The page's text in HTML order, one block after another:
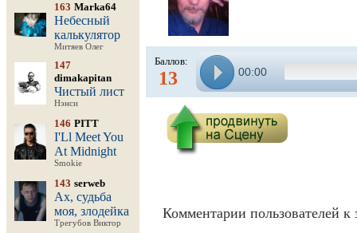
163 Marka64
Небесный
калькулятор
Митяев Олег
147
dimakapitan
Чистый лист
Нэнси
146 PITT
I'Ll Meet You
At Midnight
Smokie
143 serweb
Ах, судьба
моя, злодейка
Трегубов Виктор
Баллов:
13 00:00
Комментарии пользователей к